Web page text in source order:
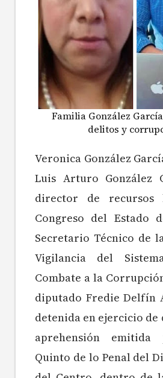
Familia González
delitos y
Veronica González
Luis Arturo González
director de recursos
Congreso del Estado
Secretario Técnico de
Vigilancia del
Combate a la
diputado Fredie Delfín
detenida en ejercicio de
aprehensión
Quinto de lo Penal del